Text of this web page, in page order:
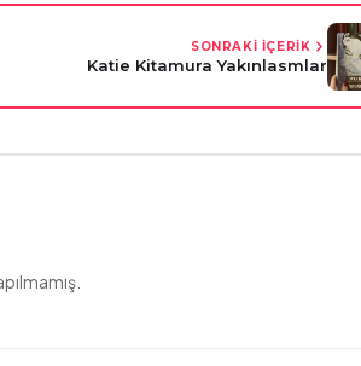
SONRAKİ İÇERİK
Katie Kitamura Yakınlasmlar